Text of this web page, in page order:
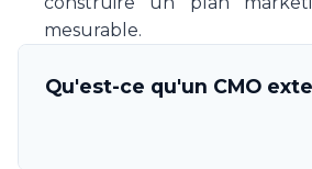
mesurable.
Qu'est-ce qu'un CMO